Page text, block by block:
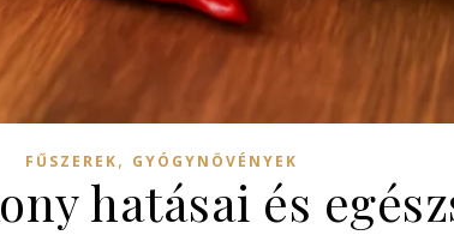
FŰSZEREK, GYÓGYNÖVÉNYEK
hatásai és